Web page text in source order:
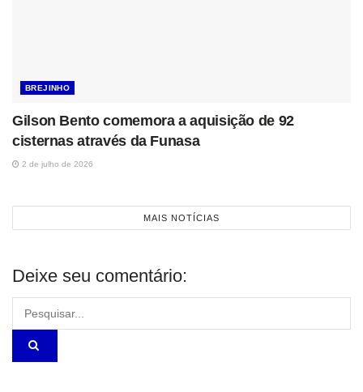
BREJINHO
Gilson Bento comemora a aquisição de 92
cisternas através da Funasa
2 de julho de 2026
MAIS NOTÍCIAS
Deixe seu comentário: